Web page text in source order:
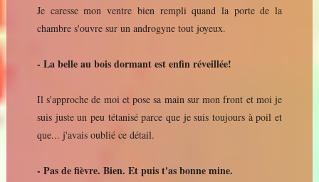
Je caresse mon ventre bien rempli quand la porte de la
chambre s'ouvre sur un androgyne tout joyeux.
- La belle au bois dormant est enfin réveillée!
Il s'approche de moi et pose sa main sur mon front et moi je
suis juste un peu tétanisé parce que je suis toujours à poil et
que... j'avais oublié ce détail.
- Pas de fièvre. Bien. Et puis t'as bonne mine.